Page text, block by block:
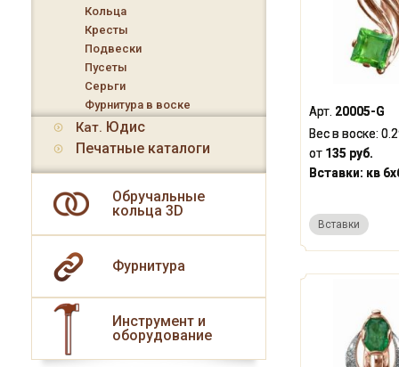
Арт. 20005-G
Вес в воске:
от 135 руб.
Вставки: кв
Вставки
Кольца
Кресты
Подвески
Пусеты
Серьги
Фурнитура в воске
Кат. Юдис
Печатные каталоги
Обручальные
кольца 3D
Фурнитура
Инструмент и
оборудование